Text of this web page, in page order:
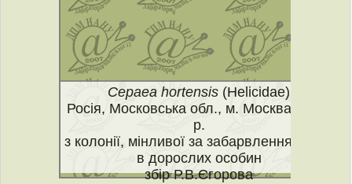
Cepaea hortensis (Helicidae)
Росія, Московська обл., м. Москва, 2017
р.
з колонії, мінливої за забарвленням устя
в дорослих особин
збір Р.В.Єгорова